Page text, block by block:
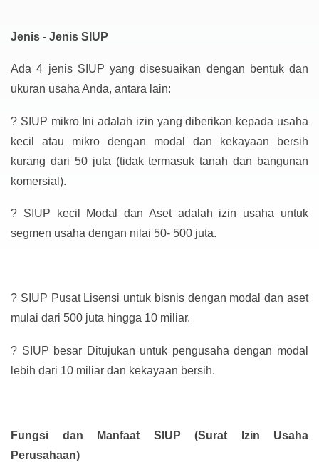
Jenis - Jenis SIUP
Ada 4 jenis SIUP yang disesuaikan dengan bentuk dan
ukuran usaha Anda, antara lain:
? SIUP mikro Ini adalah izin yang diberikan kepada usaha
kecil atau mikro dengan modal dan kekayaan bersih
kurang dari 50 juta (tidak termasuk tanah dan bangunan
komersial).
? SIUP kecil Modal dan Aset adalah izin usaha untuk
segmen usaha dengan nilai 50- 500 juta.
? SIUP Pusat Lisensi untuk bisnis dengan modal dan aset
mulai dari 500 juta hingga 10 miliar.
? SIUP besar Ditujukan untuk pengusaha dengan modal
lebih dari 10 miliar dan kekayaan bersih.
Fungsi dan Manfaat SIUP (Surat Izin Usaha
Perusahaan)